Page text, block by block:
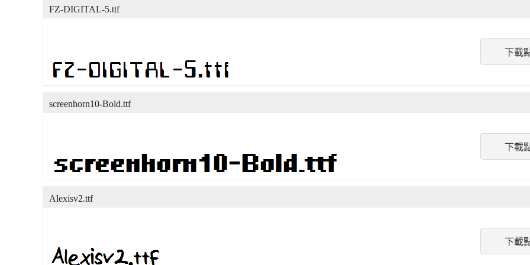
下載
FZ-DIGITAL-5.ttf
下載
screenhorn10-Bold.ttf
下載
Alexisv2.ttf